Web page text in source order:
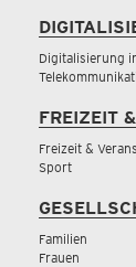
Digitalisierung
FREIZEIT
Freizeit &
Sport
Familien
Frauen